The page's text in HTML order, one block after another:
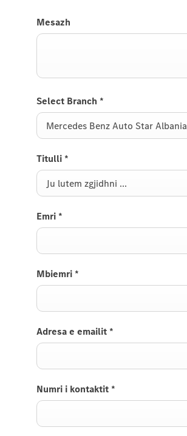
Mesazh
Select Branch *
Mercedes Benz Auto Star Albania
Titulli *
Ju lutem zgjidhni ...
Emri *
Mbiemri *
Adresa e emailit *
Numri i kontaktit *